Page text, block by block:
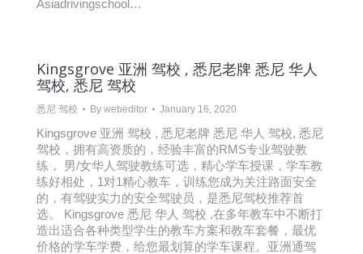
Asiadrivingschool…
Kingsgrove 亚洲 驾校 , 悉尼老牌 悉尼 华人
驾校, 悉尼 驾校
悉尼 驾校 By webeditor January 16, 2020
Kingsgrove 亚洲 驾校 , 悉尼老牌 悉尼 华人 驾校, 悉尼
驾校，拥有高资质的，经验丰富的RMS专业驾驶教
练， 男/女华人驾驶教练可选，精心学车授课，学车教
练好相处，1对1精心教车，训练您成为关注路面安全
的，有驾驶实力的安全驾驶员，是悉尼驾校推荐首
选。 Kingsgrove 悉尼 华人 驾校 ,在多年教车中不断打
造出适合各种类型学生的教车方案和教车套餐，最优
价格的学车学费，给您最划算的学车课程。亚洲通驾